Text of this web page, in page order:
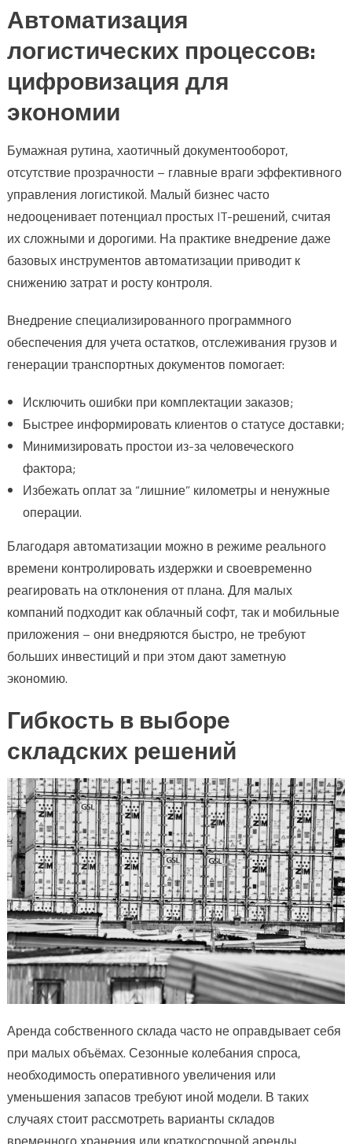
Автоматизация
логистических процессов:
цифровизация для
экономии
Бумажная рутина, хаотичный документооборот,
отсутствие прозрачности – главные враги эффективного
управления логистикой. Малый бизнес часто
недооценивает потенциал простых IT-решений, считая
их сложными и дорогими. На практике внедрение даже
базовых инструментов автоматизации приводит к
снижению затрат и росту контроля.
Внедрение специализированного программного
обеспечения для учета остатков, отслеживания грузов и
генерации транспортных документов помогает:
Исключить ошибки при комплектации заказов;
Быстрее информировать клиентов о статусе доставки;
Минимизировать простои из-за человеческого
фактора;
Избежать оплат за “лишние” километры и ненужные
операции.
Благодаря автоматизации можно в режиме реального
времени контролировать издержки и своевременно
реагировать на отклонения от плана. Для малых
компаний подходит как облачный софт, так и мобильные
приложения – они внедряются быстро, не требуют
больших инвестиций и при этом дают заметную
экономию.
Гибкость в выборе
складских решений
Аренда собственного склада часто не оправдывает себя
при малых объёмах. Сезонные колебания спроса,
необходимость оперативного увеличения или
уменьшения запасов требуют иной модели. В таких
случаях стоит рассмотреть варианты складов